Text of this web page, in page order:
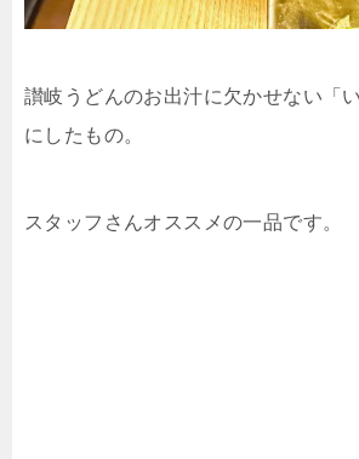
讃岐うどんのお出汁に欠かせない「
にしたもの。
スタッフさんオススメの一品です。